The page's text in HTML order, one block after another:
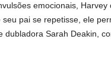
emocionais,
pai se repetisse, ele
dubladora Sarah Deakin,